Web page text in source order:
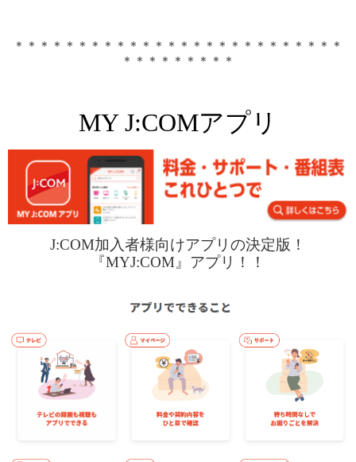
＊＊＊＊＊＊＊＊＊＊＊＊＊＊＊＊＊＊＊＊＊＊＊＊＊＊
＊＊＊＊＊＊＊＊＊
MY J:COMアプリ
J:COM加入者様向けアプリの決定版！
『MYJ:COM 』アプリ！！